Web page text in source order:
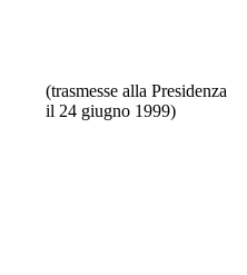
(trasmesse alla Presidenza
il 24 giugno 1999)